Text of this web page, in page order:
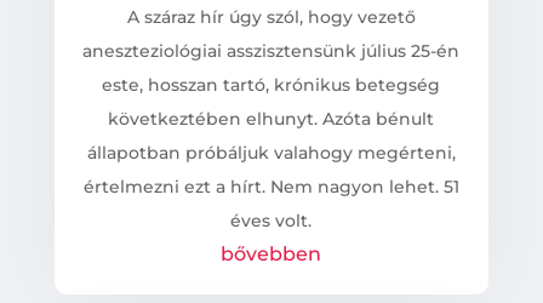
A száraz hír úgy szól, hogy vezető
aneszteziológiai asszisztensünk július 25-én
este, hosszan tartó, krónikus betegség
következtében elhunyt. Azóta bénult
állapotban próbáljuk valahogy megérteni,
értelmezni ezt a hírt. Nem nagyon lehet. 51
éves volt.
bővebben